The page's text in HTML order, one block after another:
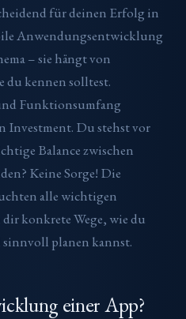
für deinen Erfolg in
Anwendungsentwicklung
– sie hängt von
du kennen solltest.
Funktionsumfang
Investment. Du stehst vor
Balance zwischen
Keine Sorge! Die
alle wichtigen
konkrete Wege, wie du
planen kannst.
einer App?